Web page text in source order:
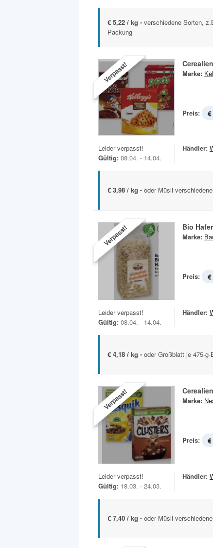
€ 5,22 / kg - verschiedene Sorten,
Packung
Verpasst! Cerealien
Marke:
Preis:
Leider verpasst!
Gültig: 08.04. - 14.04.
Händler:
€ 3,98 / kg - oder Müsli
Verpasst! Bio
Marke:
Preis:
Leider verpasst!
Gültig: 08.04. - 14.04.
Händler:
€ 4,18 / kg - oder Großblatt je 475-g-
Verpasst! Cerealien
Marke:
Preis:
Leider verpasst!
Gültig: 18.03. - 24.03.
Händler:
€ 7,40 / kg - oder Müsli